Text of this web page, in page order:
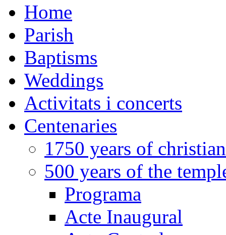
Home
Parish
Baptisms
Weddings
Activitats i concerts
Centenaries
1750 years of
500 years of the
Programa
Acte Inaugural